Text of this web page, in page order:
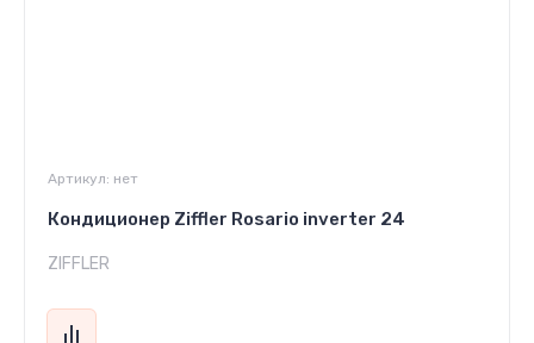
Артикул: нет
Кондиционер Ziffler Rosario inverter 24
ZIFFLER